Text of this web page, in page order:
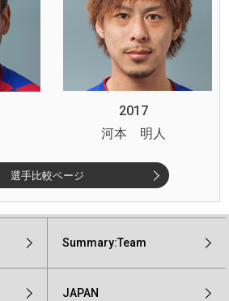
2017
河本 明人
選手比較ページ
Summary:Team
JAPAN